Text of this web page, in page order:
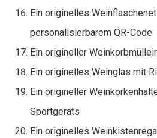
Ein originelles
personalisierbarem QR-Code
Ein origineller
Ein originelles Weinglas mit
Ein origineller
Sportgeräts
Ein originelles